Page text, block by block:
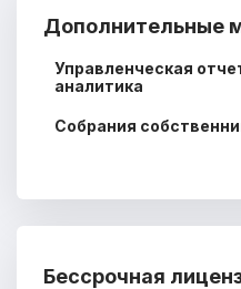
Дополнительные
Управленческая
аналитика
Собрания
Бессрочная